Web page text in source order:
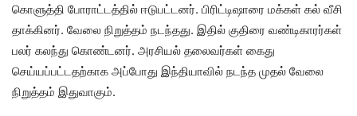
கொளுத்தி போராட்டத்தில் ஈடுபட்டனர். பிரிட்டிஷாரை மக்கள் கல் வீசி
தாக்கினர். வேலை நிறுத்தம் நடந்தது. இதில் குதிரை வண்டிகாரர்கள்
பலர் கலந்து கொண்டனர். அரசியல் தலைவர்கள் கைது
செய்யப்பட்டதற்காக அப்போது இந்தியாவில் நடந்த முதல் வேலை
நிறுத்தம் இதுவாகும்.